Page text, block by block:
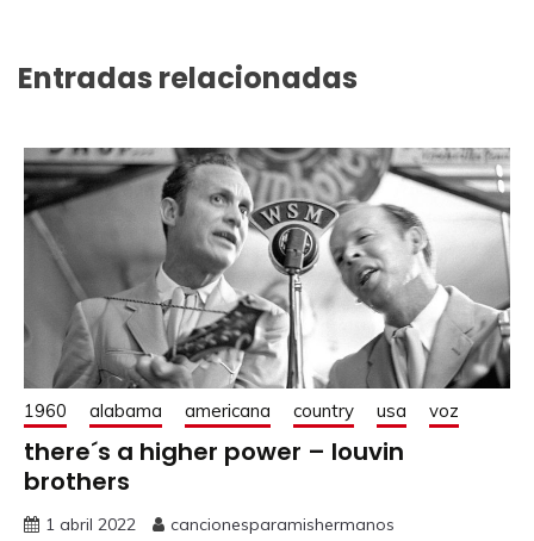
Entradas relacionadas
1960 alabama americana country usa voz
there´s a higher power – louvin
brothers
1 abril 2022 cancionesparamishermanos